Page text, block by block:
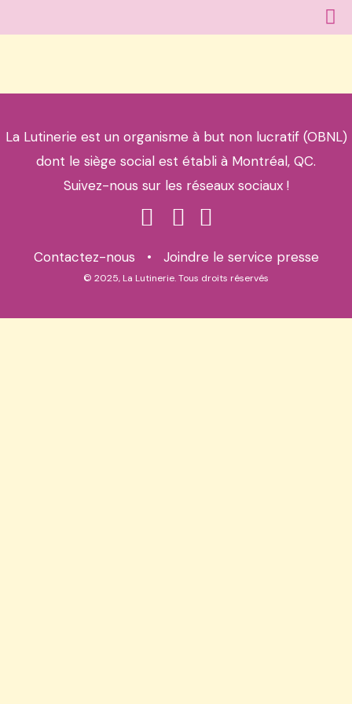
La Lutinerie est un organisme à but non lucratif (OBNL)
dont le siège social est établi à Montréal, QC.
Suivez-nous sur les réseaux sociaux !
Contactez-nous • Joindre le service presse
© 2025, La Lutinerie. Tous droits réservés